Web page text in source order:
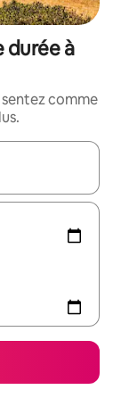
durée à
comme
vers le